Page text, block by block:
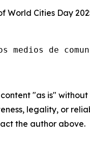
World Cities Day
medios de
content "as is"
legality, or
the author above.